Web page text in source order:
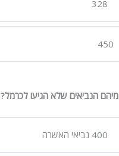
מיהם הנביאים שלא הגיעו לכרמל?